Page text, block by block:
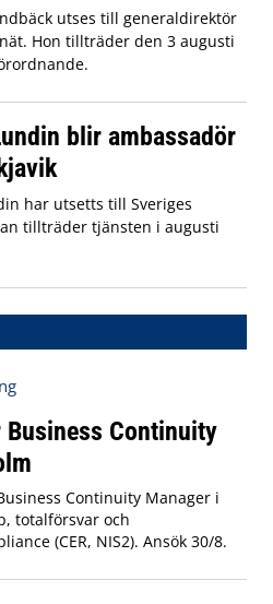
utses till generaldirektör
Hon tillträder den 3 augusti
blir ambassadör
har utsetts till Sveriges
tillträder tjänsten i augusti
Business Continuity
Continuity Manager i
totalförsvar och
(CER, NIS2). Ansök 30/8.